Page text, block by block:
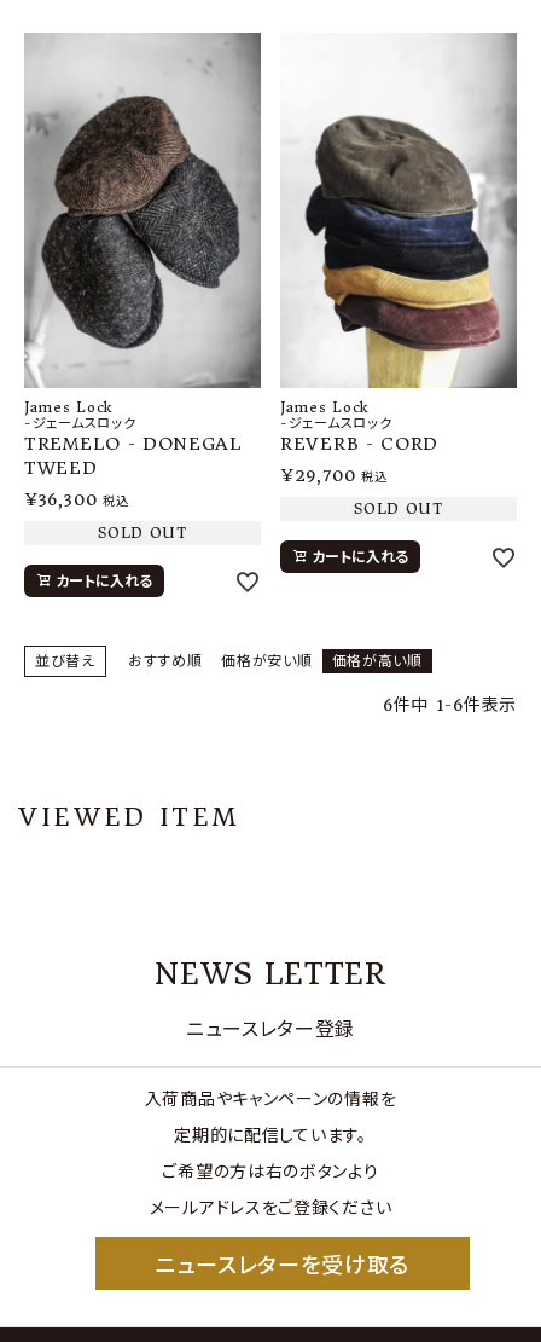
James Lock
-ジェームスロック
TREMELO - DONEGAL
TWEED
¥36,300 税込
SOLD OUT
カートに入れる
James Lock
-ジェームスロック
REVERB - CORD
¥29,700 税込
SOLD OUT
カートに入れる
並び替え おすすめ順 価格が安い順 価格が高い順
6件中 1-6件表示
VIEWED ITEM
NEWS LETTER
ニュースレター登録
入荷商品やキャンペーンの情報を
定期的に配信しています。
ご希望の方は右のボタンより
メールアドレスをご登録ください
ニュースレターを受け取る